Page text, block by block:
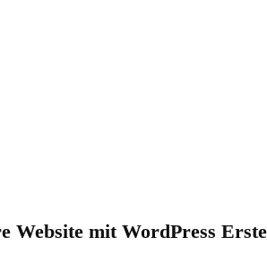
Website mit WordPress